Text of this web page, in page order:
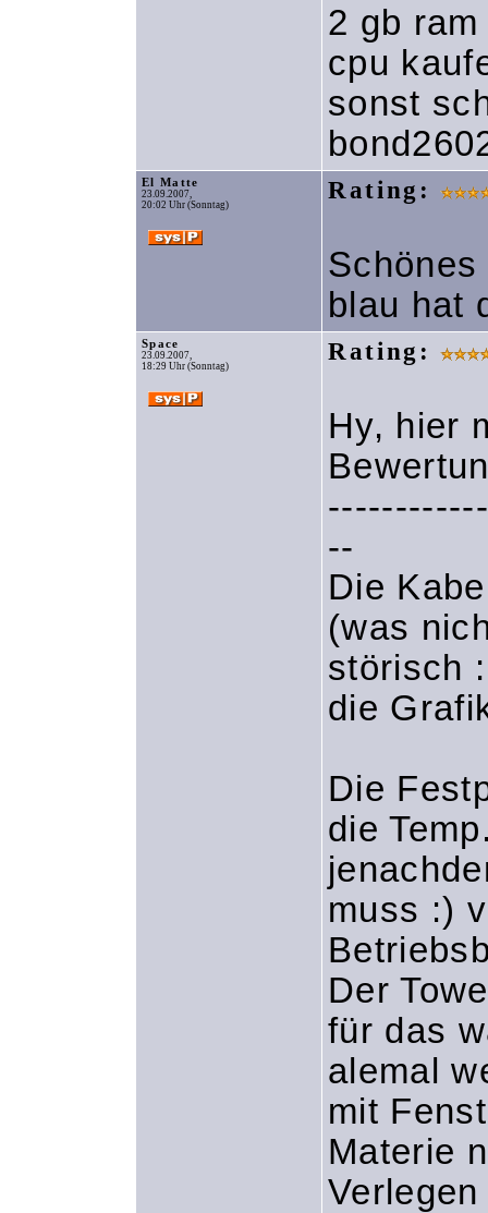
2 gb
cpu
sonst
El Matte
23.09.2007,
20:02 Uhr (Sonntag)
Rating:
blau hat
Space
23.09.2007,
18:29 Uhr (Sonntag)
Rating:
Hy, hier
--
Die
(was
störisch
die
Die
die
muss :)
Der
für das
alemal
mit
Materie